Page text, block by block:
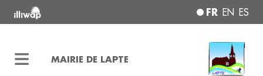
FR EN ES
MAIRIE DE LAPTE